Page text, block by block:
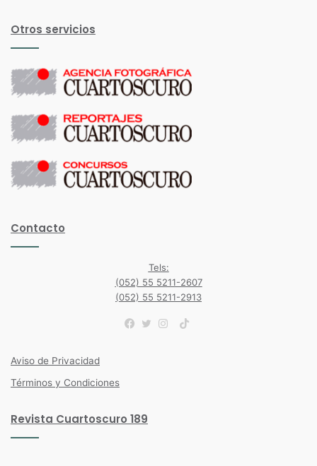
Otros servicios
Contacto
Tels:
(052) 55 5211-2607
(052) 55 5211-2913
TikTok
Aviso de Privacidad
Términos y Condiciones
Revista Cuartoscuro 189